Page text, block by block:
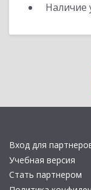
Наличие
Вход для
Учебная версия
Стать партнером